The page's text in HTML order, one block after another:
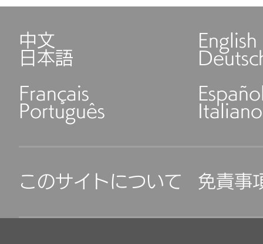
中文 English
日本語
Français
Português Italiano
このサイトについて 免責事